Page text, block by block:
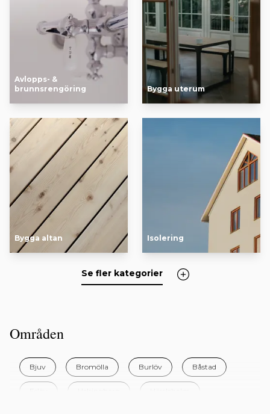
Avlopps- &
brunnsrengöring
Bygga uterum
Bygga altan Isolering
Se fler kategorier
Områden
Bjuv Bromölla Burlöv Båstad